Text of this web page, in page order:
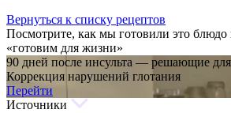
Вернуться к списку рецептов
Посмотрите, как мы готовили это блюдо
«готовим для жизни»
90 дней после инсульта — решающие для
Коррекция нарушений глотания
Перейти
Источники